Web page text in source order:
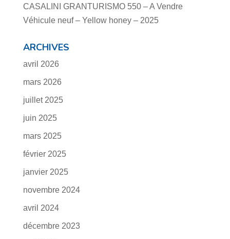
CASALINI GRANTURISMO 550 – A Vendre
Véhicule neuf – Yellow honey – 2025
ARCHIVES
avril 2026
mars 2026
juillet 2025
juin 2025
mars 2025
février 2025
janvier 2025
novembre 2024
avril 2024
décembre 2023